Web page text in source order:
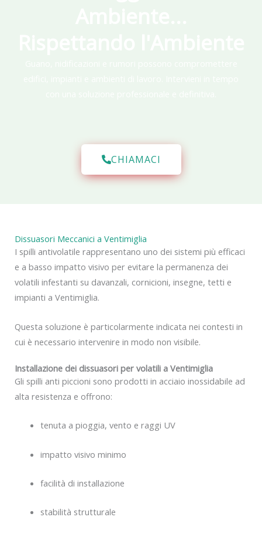
CHIAMACI
Dissuasori Meccanici a Ventimiglia
I spilli antivolatile rappresentano uno dei sistemi più efficaci
e a basso impatto visivo per evitare la permanenza dei
volatili infestanti su davanzali, cornicioni, insegne, tetti e
impianti a Ventimiglia.
Questa soluzione è particolarmente indicata nei contesti in
cui è necessario intervenire in modo non visibile.
Installazione dei dissuasori per volatili a Ventimiglia
Gli spilli anti piccioni sono prodotti in acciaio inossidabile ad
alta resistenza e offrono:
tenuta a pioggia, vento e raggi UV
impatto visivo minimo
facilità di installazione
stabilità strutturale